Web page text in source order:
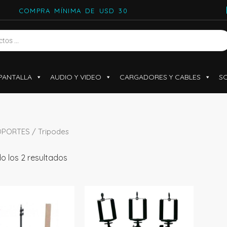
COMPRA MÍNIMA DE USD 30
AUDIO Y VIDEO CARGADORES Y CABLES
/ Tripodes
los 2 resultados